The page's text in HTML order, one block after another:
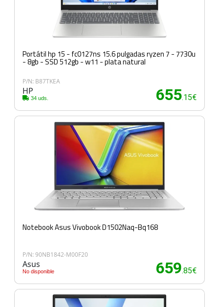
Portátil hp 15 - fc0127ns 15.6 pulgadas ryzen 7 - 7730u
- 8gb - SSD 512gb - w11 - plata natural
P/N: B87TKEA
HP
34 uds. 655.15€
Notebook Asus Vivobook D1502Naq-Bq168
P/N: 90NB1842-M00F20
Asus
No disponible 659.85€